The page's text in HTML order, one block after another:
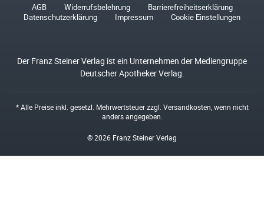
AGB Widerrufsbelehrung
Barrierefreiheitserklärung
Datenschutzerklärung
Impressum Cookie Einstellungen
Der Franz Steiner Verlag ist ein Unternehmen der Mediengruppe
Deutscher Apotheker Verlag.
* Alle Preise inkl. gesetzl. Mehrwertsteuer zzgl. Versandkosten , wenn nicht
anders angegeben.
© 2026 Franz Steiner Verlag